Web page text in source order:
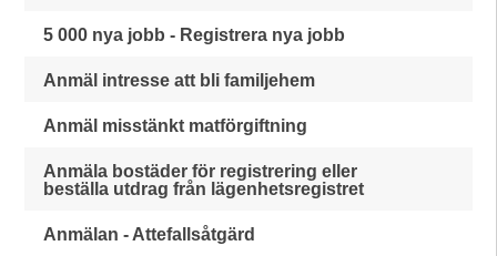
5 000 nya jobb - Registrera nya jobb
Anmäl intresse att bli familjehem
Anmäl misstänkt matförgiftning
Anmäla bostäder för registrering eller
beställa utdrag från lägenhetsregistret
Anmälan - Attefallsåtgärd